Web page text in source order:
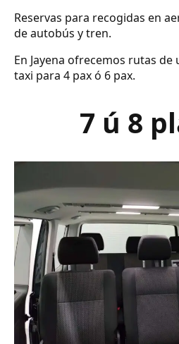
Reservas para recogidas en
de autobús y tren.
En Jayena ofrecemos rutas
taxi para 4 pax ó 6 pax.
7 ú 8